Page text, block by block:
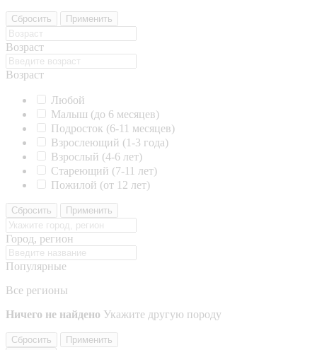
Сбросить Применить
Возраст
Возраст
Любой
Малыш (до 6 месяцев)
Подросток (6-11 месяцев)
Взрослеющий (1-3 года)
Взрослый (4-6 лет)
Стареющий (7-11 лет)
Пожилой (от 12 лет)
Сбросить Применить
Город, регион
Популярные
Все регионы
Ничего не найдено Укажите другую породу
Сбросить
Применить